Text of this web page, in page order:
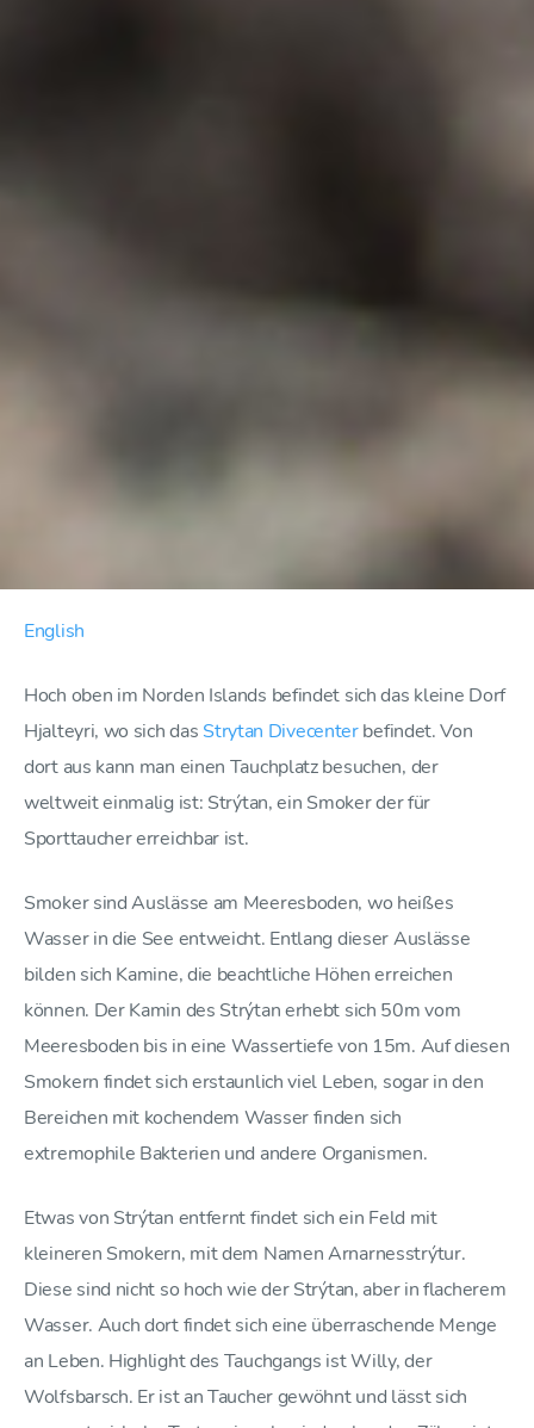
English
Hoch oben im Norden Islands befindet sich das kleine Dorf
Hjalteyri, wo sich das Strytan Divecenterbefindet. Von
dort aus kann man einen Tauchplatz besuchen, der
weltweit einmalig ist: Strýtan, ein Smoker der für
Sporttaucher erreichbar ist.
Smoker sind Auslässe am Meeresboden, wo heißes
Wasser in die See entweicht. Entlang dieser Auslässe
bilden sich Kamine, die beachtliche Höhen erreichen
können. Der Kamin des Strýtan erhebt sich 50m vom
Meeresboden bis in eine Wassertiefe von 15m. Auf diesen
Smokern findet sich erstaunlich viel Leben, sogar in den
Bereichen mit kochendem Wasser finden sich
extremophile Bakterien und andere Organismen.
Etwas von Strýtan entfernt findet sich ein Feld mit
kleineren Smokern, mit dem Namen Arnarnesstrýtur.
Diese sind nicht so hoch wie der Strýtan, aber in flacherem
Wasser. Auch dort findet sich eine überraschende Menge
an Leben. Highlight des Tauchgangs ist Willy, der
Wolfsbarsch. Er ist an Taucher gewöhnt und lässt sich